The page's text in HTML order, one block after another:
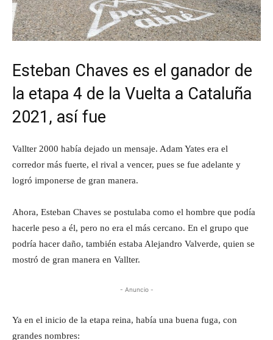
Esteban Chaves es el ganador de
la etapa 4 de la Vuelta a Cataluña
2021, así fue
Vallter 2000 había dejado un mensaje. Adam Yates era el
corredor más fuerte, el rival a vencer, pues se fue adelante y
logró imponerse de gran manera.
Ahora, Esteban Chaves se postulaba como el hombre que podía
hacerle peso a él, pero no era el más cercano. En el grupo que
podría hacer daño, también estaba Alejandro Valverde, quien se
mostró de gran manera en Vallter.
- Anuncio -
Ya en el inicio de la etapa reina, había una buena fuga, con
grandes nombres: